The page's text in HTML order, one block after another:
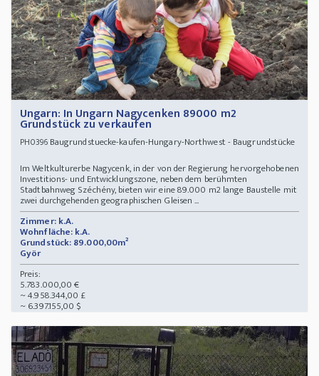
Ungarn: In Ungarn Nagycenken 89000 m2
Grundstück zu verkaufen
PH0396Baugrundstuecke-kaufen-Hungary-Northwest - Baugrundstücke
Im Weltkulturerbe Nagycenk, in der von der Regierung hervorgehobenen
Investitions- und Entwicklungszone, neben dem berühmten
Stadtbahnweg Széchény, bieten wir eine 89.000 m2 lange Baustelle mit
zwei durchgehenden geographischen Gleisen ...
Zimmer: k.A.
Wohnfläche: k.A.
Grundstück: 89.000,00m²
Györ
Preis:
5.783.000,00 €
~ 4.958.344,00 £
~ 6.397.155,00 $